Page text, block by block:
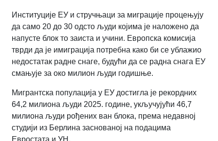
Институције ЕУ и стручњаци за миграције процењују
да само 20 до 30 одсто људи којима је наложено да
напусте блок то заиста и учини. Европска комисија
тврди да је имиграција потребна како би се ублажио
недостатак радне снаге, будући да се радна снага ЕУ
смањује за око милион људи годишње.
Мигрантска популација у ЕУ достигла је рекордних
64,2 милиона људи 2025. године, укључујући 46,7
милиона људи рођених ван блока, према недавној
студији из Берлина заснованој на подацима
Евростата и УН.